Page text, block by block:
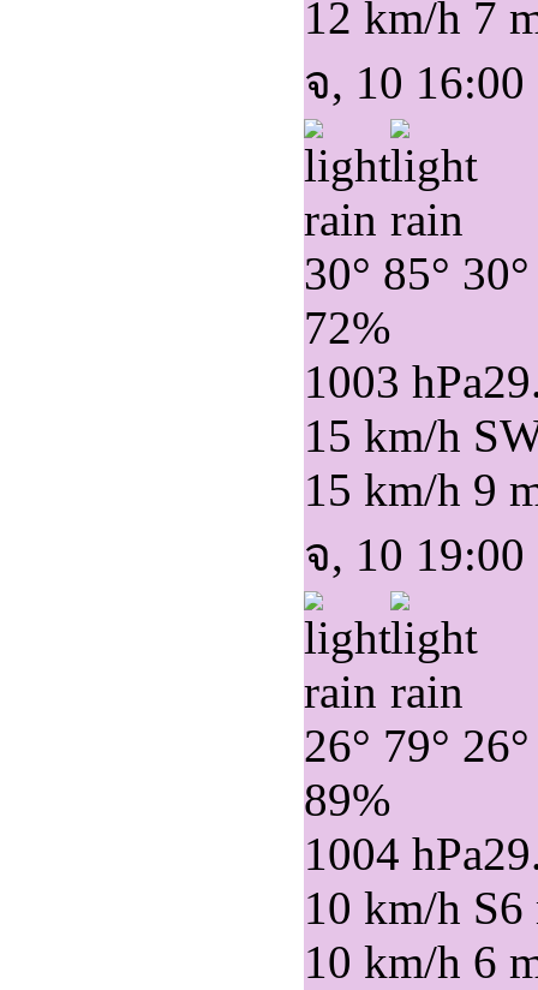
12 km/h 7
จ, 10 16:00
30° 85° 30°
72%
1003 hPa
15 km/h
15 km/h 9
จ, 10 19:00
26° 79° 26°
89%
1004 hPa
10 km/h S6
10 km/h 6